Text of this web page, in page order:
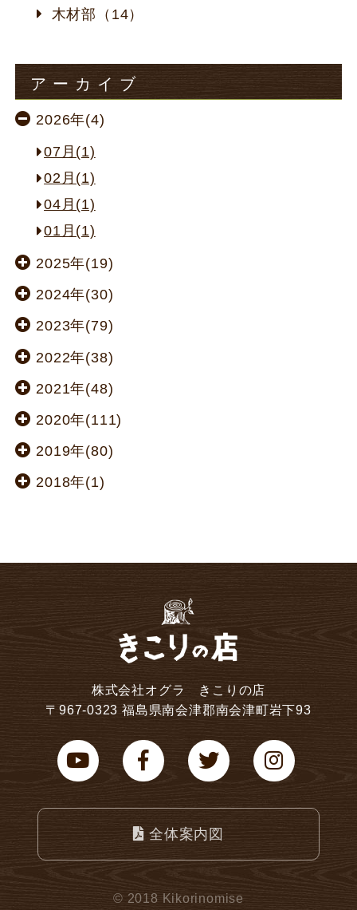
木材部（14）
アーカイブ
2026年(4)
07月(1)
02月(1)
04月(1)
01月(1)
2025年(19)
2024年(30)
2023年(79)
2022年(38)
2021年(48)
2020年(111)
2019年(80)
2018年(1)
株式会社オグラ きこりの店
〒967-0323 福島県南会津郡南会津町岩下93
全体案内図
© 2018 Kikorinomise